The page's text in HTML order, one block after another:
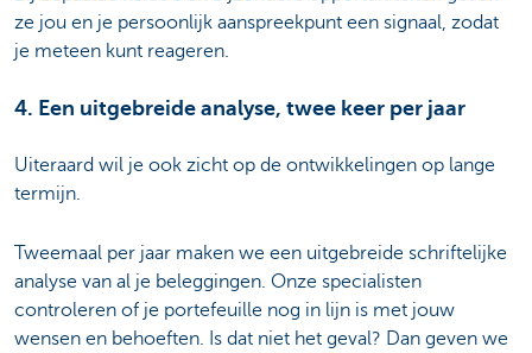
ze jou en je persoonlijk aanspreekpunt een signaal, zodat
je meteen kunt reageren.
4. Een uitgebreide analyse, twee keer per jaar
Uiteraard wil je ook zicht op de ontwikkelingen op lange
termijn.
Tweemaal per jaar maken we een uitgebreide schriftelijke
analyse van al je beleggingen. Onze specialisten
controleren of je portefeuille nog in lijn is met jouw
wensen en behoeften. Is dat niet het geval? Dan geven we